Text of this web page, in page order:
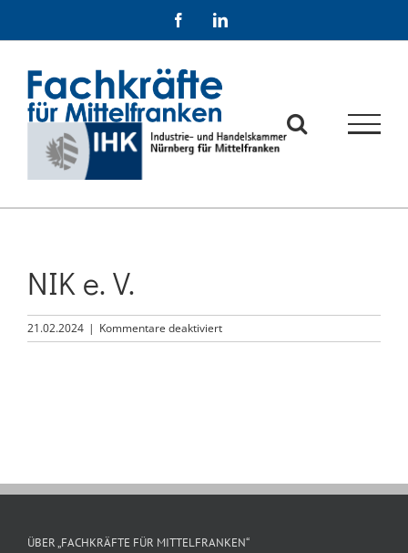
FacebookLinkedIn
NIK e. V.
21.02.2024 | Kommentare deaktiviertfür
NIK
ÜBER „FACHKRÄFTE FÜR MITTELFRANKEN“